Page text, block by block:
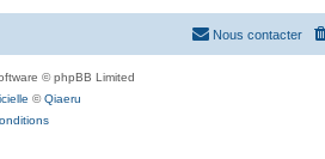
Nous contacter
© phpBB Limited
©Qiaeru